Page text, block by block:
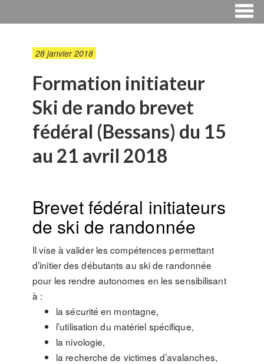
28 janvier 2018
Formation initiateur
Ski de rando brevet
fédéral (Bessans) du 15
au 21 avril 2018
Brevet fédéral initiateurs
de ski de randonnée
Il vise à valider les compétences permettant
d’initier des débutants au ski de randonnée
pour les rendre autonomes en les sensibilisant
à :
la sécurité en montagne,
l’utilisation du matériel spécifique,
la nivologie,
la recherche de victimes d’avalanches,